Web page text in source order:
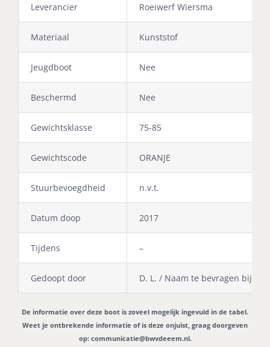
Leverancier Roeiwerf Wiersma
Materiaal Kunststof
Jeugdboot Nee
Beschermd Nee
Gewichtsklasse 75-85
Gewichtscode ORANJE
Stuurbevoegdheid n.v.t.
Datum doop 2017
Tijdens –
Gedoopt door D. L. / Naam te bevragen bij
De informatie over deze boot is zoveel mogelijk ingevuld in de tabel.
Weet je ontbrekende informatie of is deze onjuist, graag doorgeven
op: communicatie@bwvdeeem.nl.